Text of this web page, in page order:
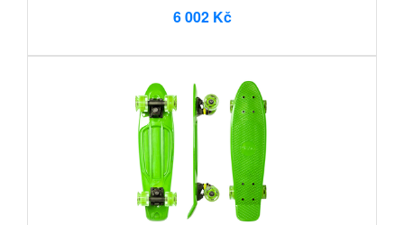
6 002 Kč